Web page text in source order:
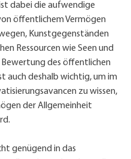
dabei die aufwendige
öffentlichem Vermögen
Kunstgegenständen
Ressourcen wie Seen und
Bewertung des öffentlichen
auch deshalb wichtig, um im
zu wissen,
der Allgemeinheit
genügend in das